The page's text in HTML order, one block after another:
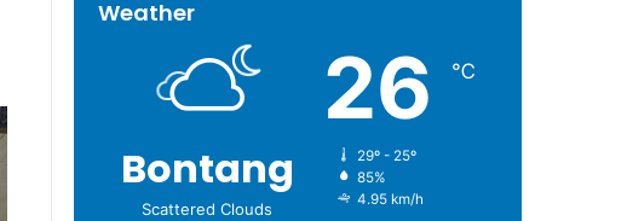
Weather
Bontang
Scattered Clouds
26 ℃
29º - 25º
85%
4.95 km/h